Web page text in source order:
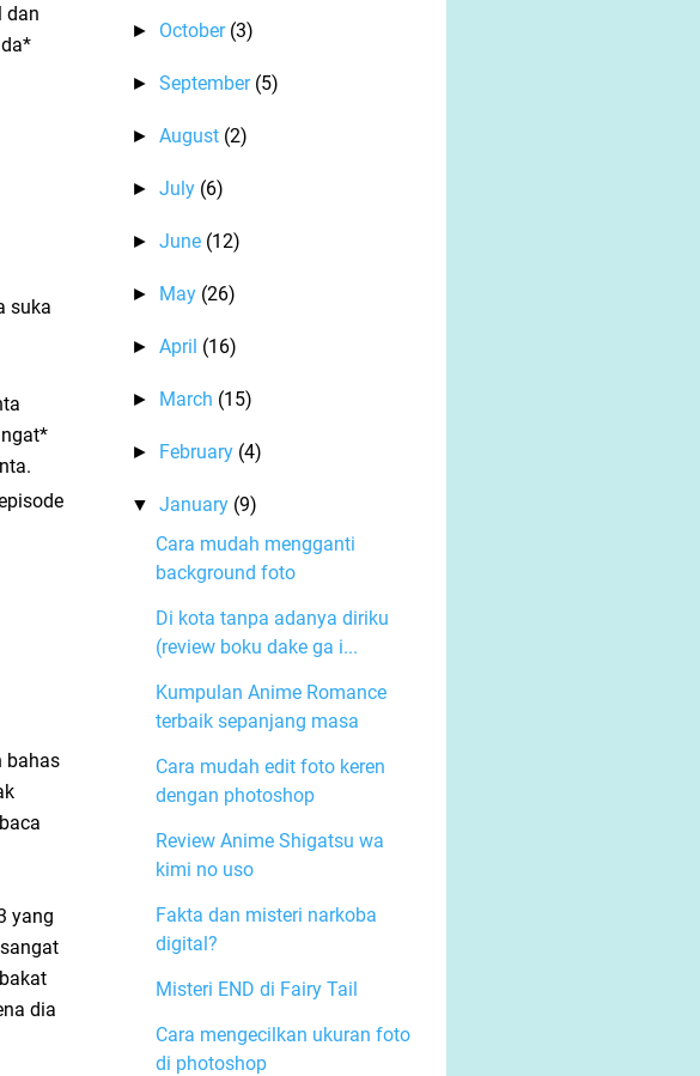
dan
suka
bahas
yang
dia
► October (3)
►September (5)
►August (2)
►July (6)
►June (12)
► May (26)
►April (16)
► March (15)
► February (4)
▼January (9)
Cara mudah mengganti
background foto
Di kota tanpa adanya diriku
(review boku dake ga i...
Kumpulan Anime Romance
terbaik sepanjang masa
Cara mudah edit foto keren
dengan photoshop
Review Anime Shigatsu wa
kimi no uso
Fakta dan misteri narkoba
digital?
Misteri END di Fairy Tail
Cara mengecilkan ukuran foto
di photoshop